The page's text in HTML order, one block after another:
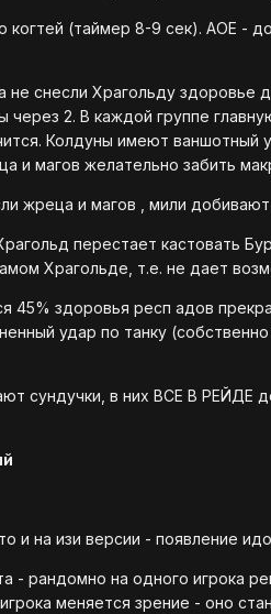
когтей (таймер 8-9 сек). АОЕ -
не снесли Храгольду здоровье
2. В каждой группе
Колдуны имеют
и магов желательно забить
жреца и магов , мили
перестает кастовать
Храгольде, т.е. не дает
45% здоровья респ адов
удар по танку
сундучки, в них ВСЕ В РЕЙДЕ
и на изи версии - появление
- рандомно на одного игрока
меняется зрение - оно